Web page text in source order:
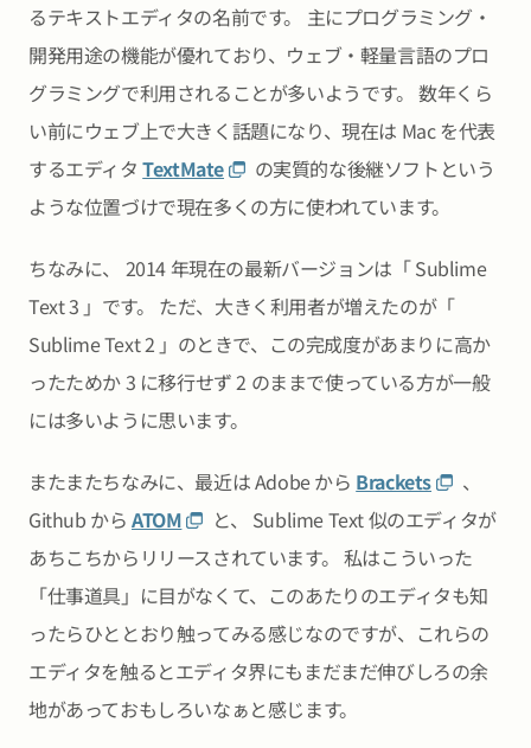
るテキストエディタの名前です。 主にプログラミング・
開発用途の機能が優れており、ウェブ・軽量言語のプロ
グラミングで利用されることが多いようです。 数年くら
い前にウェブ上で大きく話題になり、現在は Mac を代表
するエディタTextMate
の実質的な後継ソフトという
ような位置づけで現在多くの方に使われています。
ちなみに、 2014 年現在の最新バージョンは「 Sublime
Text 3 」です。 ただ、大きく利用者が増えたのが「
Sublime Text 2 」のときで、この完成度があまりに高か
ったためか 3 に移行せず 2 のままで使っている方が一般
には多いように思います。
またまたちなみに、最近は Adobe から Brackets
、
Github から ATOM
と、 Sublime Text 似のエディタが
あちこちからリリースされています。 私はこういった
「仕事道具」に目がなくて、このあたりのエディタも知
ったらひととおり触ってみる感じなのですが、これらの
エディタを触るとエディタ界にもまだまだ伸びしろの余
地があっておもしろいなぁと感じます。